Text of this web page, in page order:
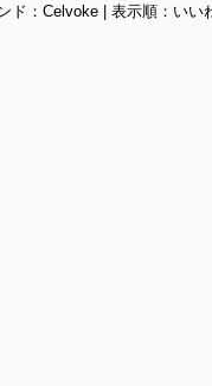
ド：Celvoke | 表示順：い